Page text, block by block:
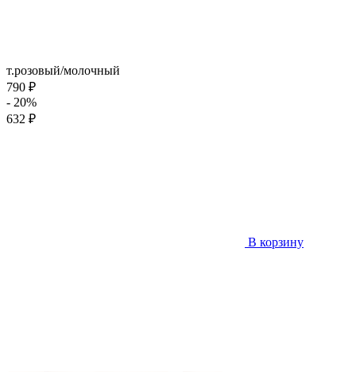
т.розовый/молочный
790 ₽
- 20%
632 ₽
В корзину